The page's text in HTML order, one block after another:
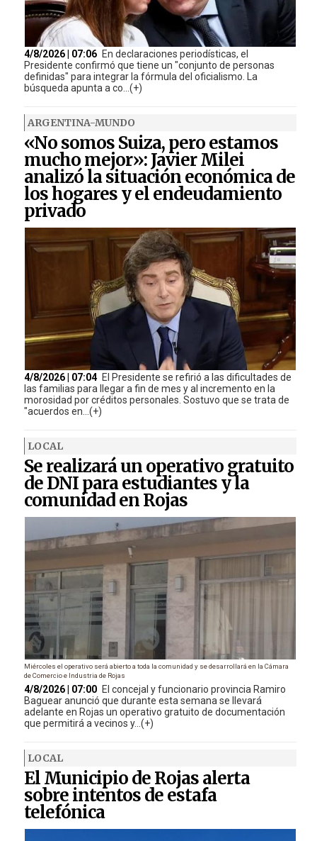
4/8/2026 | 07:06 En declaraciones periodísticas, el
Presidente confirmó que tiene un "conjunto de personas
definidas" para integrar la fórmula del oficialismo. La
búsqueda apunta a co...(+)
ARGENTINA-MUNDO
«No somos Suiza, pero estamos
mucho mejor»: Javier Milei
analizó la situación económica de
los hogares y el endeudamiento
privado
4/8/2026 | 07:04 El Presidente se refirió a las dificultades de
las familias para llegar a fin de mes y al incremento en la
morosidad por créditos personales. Sostuvo que se trata de
"acuerdos en...(+)
LOCAL
Se realizará un operativo gratuito
de DNI para estudiantes y la
comunidad en Rojas
Miércoles el operativo será abierto a toda la comunidad y se desarrollará en la Cámara
de Comercio e Industria de Rojas
4/8/2026 | 07:00 El concejal y funcionario provincia Ramiro
Baguear anunció que durante esta semana se llevará
adelante en Rojas un operativo gratuito de documentación
que permitirá a vecinos y...(+)
LOCAL
El Municipio de Rojas alerta
sobre intentos de estafa
telefónica